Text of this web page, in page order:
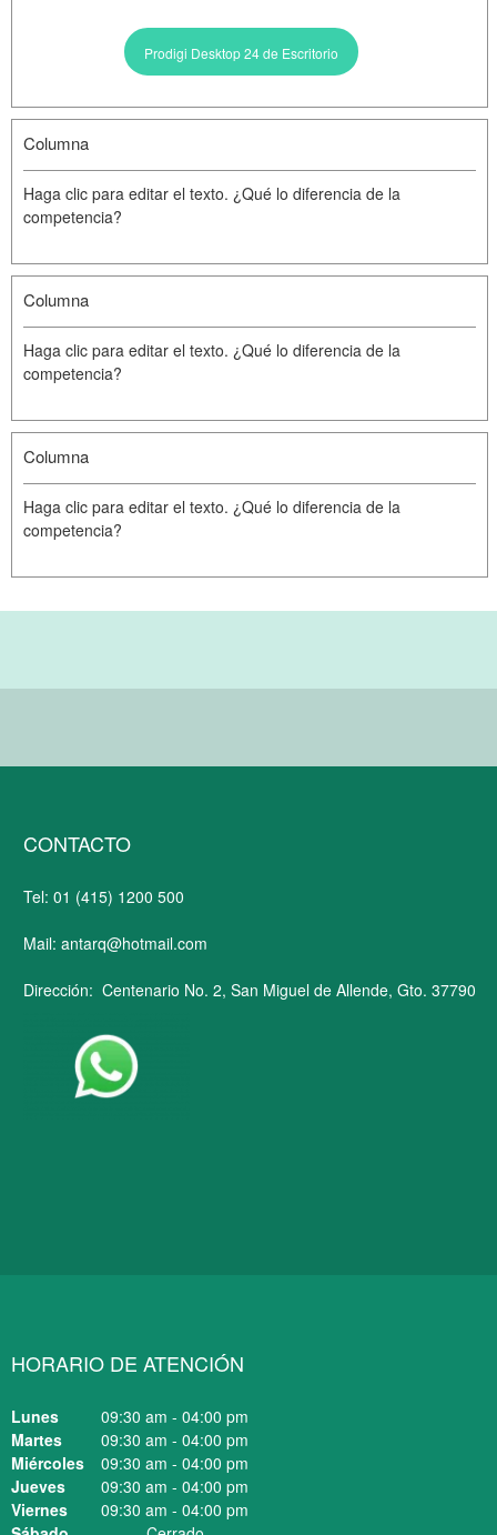
Prodigi Desktop 24 de Escritorio
Columna
Haga clic para editar el texto. ¿Qué lo diferencia de la
competencia?
Columna
Haga clic para editar el texto. ¿Qué lo diferencia de la
competencia?
Columna
Haga clic para editar el texto. ¿Qué lo diferencia de la
competencia?
HORARIO DE ATENCIÓN
Lunes 09:30 am - 04:00 pm
Martes
09:30 am - 04:00 pm
Miércoles
09:30 am - 04:00 pm
Jueves
09:30 am - 04:00 pm
Viernes
09:30 am - 04:00 pm
CONTACTO
Tel: 01 (415) 1200 500
Mail: antarq@hotmail.com
Dirección: Centenario No. 2, San Miguel de Allende, Gto. 37790